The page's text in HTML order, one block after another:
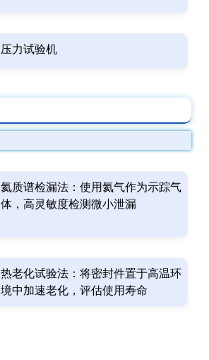
压力试验机
氦质谱检漏法：使用氦气作为示踪气
体，高灵敏度检测微小泄漏
热老化试验法：将密封件置于高温环
境中加速老化，评估使用寿命